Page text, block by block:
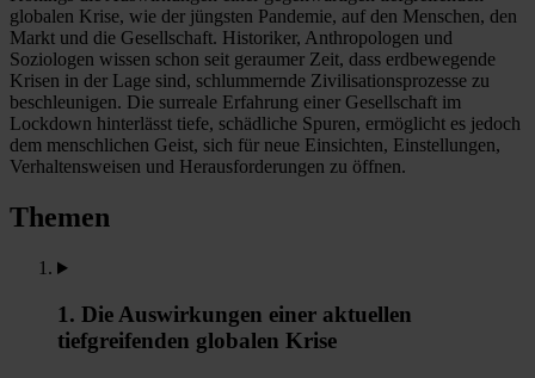
globalen Krise, wie der jüngsten Pandemie, auf den Menschen, den
Markt und die Gesellschaft. Historiker, Anthropologen und
Soziologen wissen schon seit geraumer Zeit, dass erdbewegende
Krisen in der Lage sind, schlummernde Zivilisationsprozesse zu
beschleunigen. Die surreale Erfahrung einer Gesellschaft im
Lockdown hinterlässt tiefe, schädliche Spuren, ermöglicht es jedoch
dem menschlichen Geist, sich für neue Einsichten, Einstellungen,
Verhaltensweisen und Herausforderungen zu öffnen.
Themen
1. Die Auswirkungen einer aktuellen
tiefgreifenden globalen Krise